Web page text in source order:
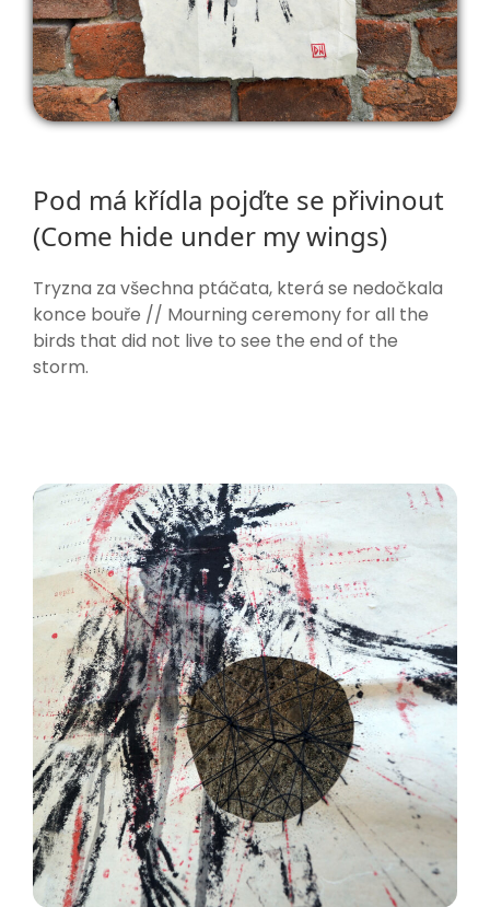
Pod má křídla pojďte se přivinout
(Come hide under my wings)
Tryzna za všechna ptáčata, která se nedočkala
konce bouře // Mourning ceremony for all the
birds that did not live to see the end of the
storm.